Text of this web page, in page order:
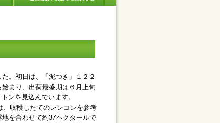
。初日は、「泥つき」１２２
まり、出荷最盛期は６月上旬
ンを見込んでいます。
収穫したてのレンコンを参考
を合わせて約37ヘクタールで